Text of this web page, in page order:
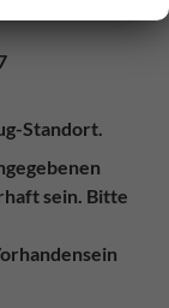
Standort.
sein. Bitte